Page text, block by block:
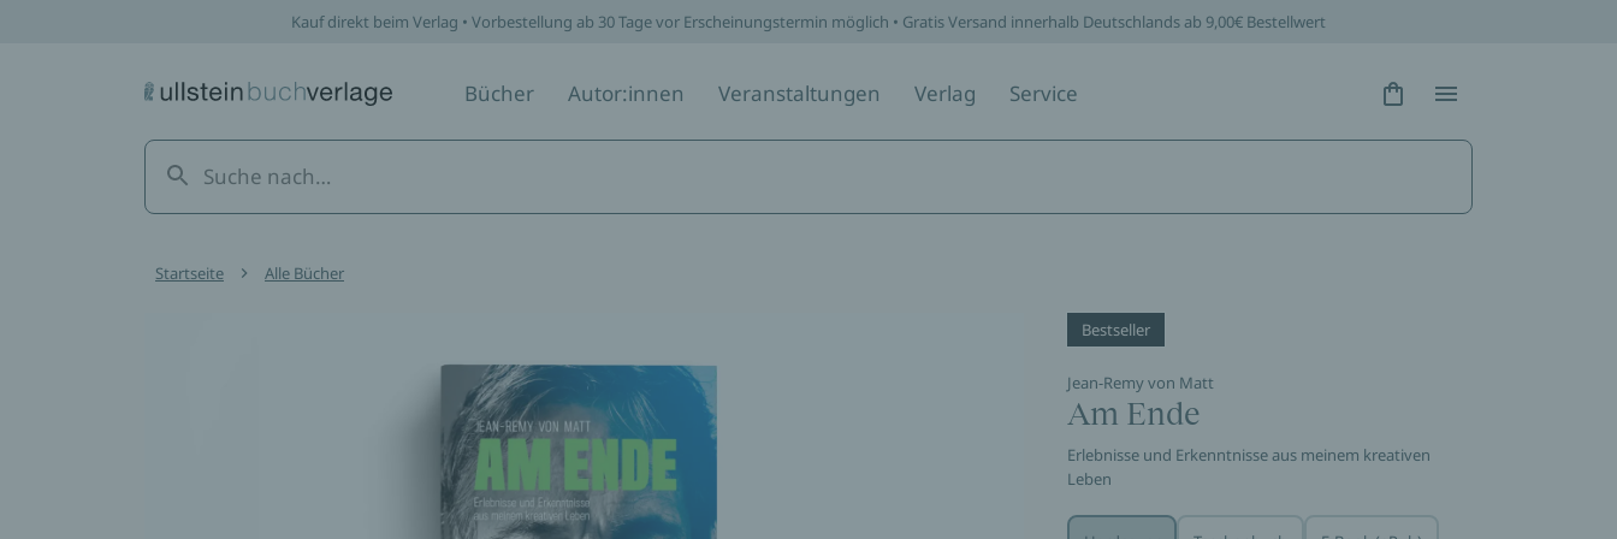
Kauf direkt beim Verlag • Vorbestellung ab 30 Tage vor Erscheinungstermin möglich • Gratis Versand innerhalb Deutschlands ab 9,00€ Bestellwert
Bücher Autor:innen Veranstaltungen Verlag Service Hidden Text
Hidden Text
Startseite Alle Bücher
Bestseller
Jean-Remy von Matt
Am Ende
Erlebnisse und Erkenntnisse aus meinem kreativen
Leben